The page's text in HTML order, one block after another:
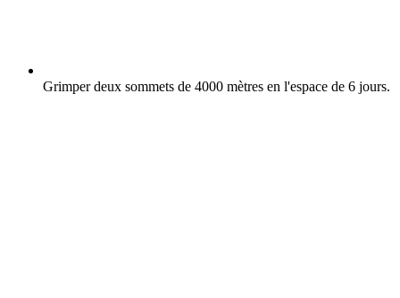
Grimper deux sommets de 4000 mètres en l'espace de 6 jours.